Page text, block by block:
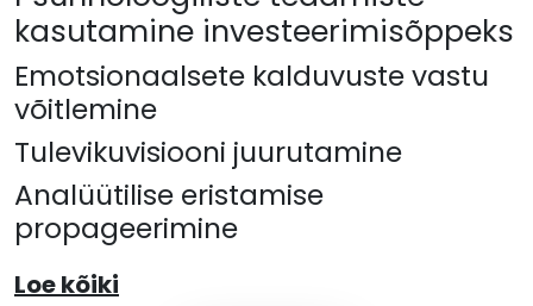
kasutamine investeerimisõppeks
Emotsionaalsete kalduvuste vastu
võitlemine
Tulevikuvisiooni juurutamine
Analüütilise eristamise
propageerimine
Loe kõiki